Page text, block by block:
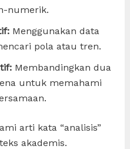
numerik.
Menggunakan data
pola atau tren.
Membandingkan dua
untuk memahami
arti kata “analisis”
akademis.